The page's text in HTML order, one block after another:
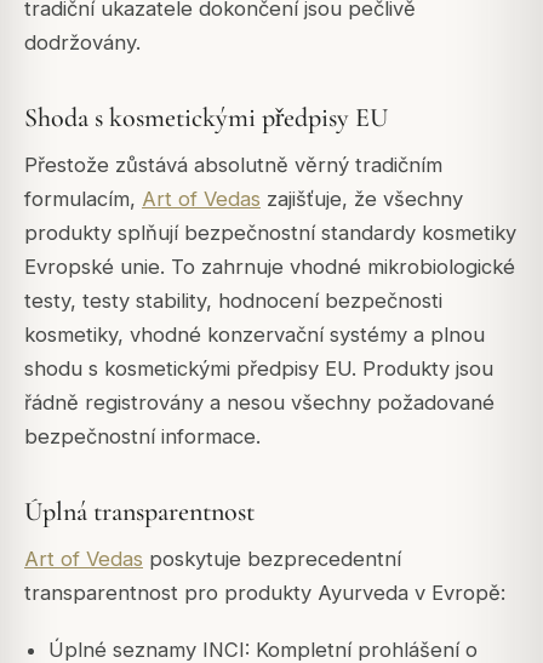
tradiční ukazatele dokončení jsou pečlivě
dodržovány.
Shoda s kosmetickými předpisy EU
Přestože zůstává absolutně věrný tradičním
formulacím, Art of Vedas zajišťuje, že všechny
produkty splňují bezpečnostní standardy kosmetiky
Evropské unie. To zahrnuje vhodné mikrobiologické
testy, testy stability, hodnocení bezpečnosti
kosmetiky, vhodné konzervační systémy a plnou
shodu s kosmetickými předpisy EU. Produkty jsou
řádně registrovány a nesou všechny požadované
bezpečnostní informace.
Úplná transparentnost
Art of Vedas poskytuje bezprecedentní
transparentnost pro produkty Ayurveda v Evropě:
Úplné seznamy INCI: Kompletní prohlášení o